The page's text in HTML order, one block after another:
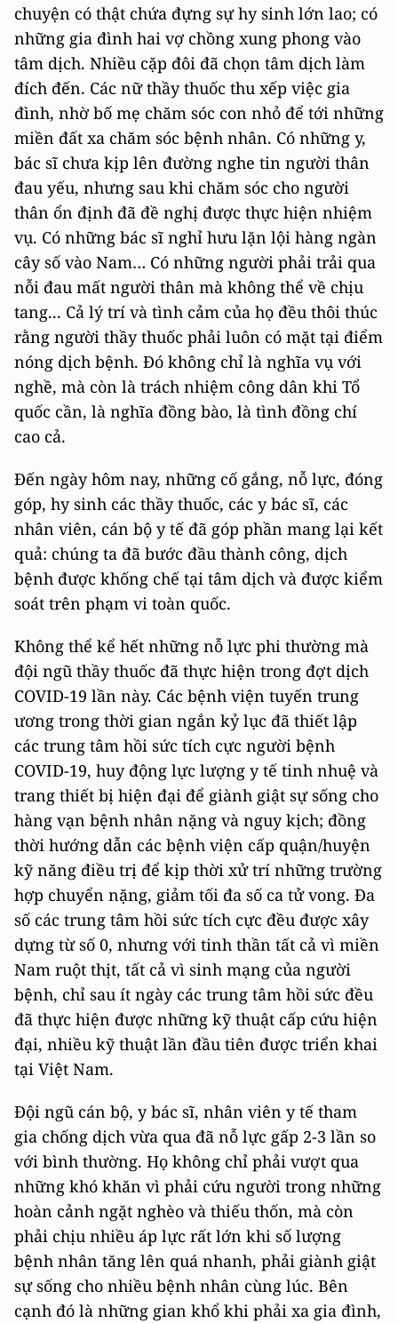
chuyện có thật chứa đựng sự hy sinh lớn lao; có
những gia đình hai vợ chồng xung phong vào
tâm dịch. Nhiều cặp đôi đã chọn tâm dịch làm
đích đến. Các nữ thầy thuốc thu xếp việc gia
đình, nhờ bố mẹ chăm sóc con nhỏ để tới những
miền đất xa chăm sóc bệnh nhân. Có những y,
bác sĩ chưa kịp lên đường nghe tin người thân
đau yếu, nhưng sau khi chăm sóc cho người
thân ổn định đã đề nghị được thực hiện nhiệm
vụ. Có những bác sĩ nghỉ hưu lặn lội hàng ngàn
cây số vào Nam… Có những người phải trải qua
nỗi đau mất người thân mà không thể về chịu
tang... Cả lý trí và tình cảm của họ đều thôi thúc
rằng người thầy thuốc phải luôn có mặt tại điểm
nóng dịch bệnh. Đó không chỉ là nghĩa vụ với
nghề, mà còn là trách nhiệm công dân khi Tổ
quốc cần, là nghĩa đồng bào, là tình đồng chí
cao cả.
Đến ngày hôm nay, những cố gắng, nỗ lực, đóng
góp, hy sinh các thầy thuốc, các y bác sĩ, các
nhân viên, cán bộ y tế đã góp phần mang lại kết
quả: chúng ta đã bước đầu thành công, dịch
bệnh được khống chế tại tâm dịch và được kiểm
soát trên phạm vi toàn quốc.
Không thể kể hết những nỗ lực phi thường mà
đội ngũ thầy thuốc đã thực hiện trong đợt dịch
COVID-19 lần này. Các bệnh viện tuyến trung
ương trong thời gian ngắn kỷ lục đã thiết lập
các trung tâm hồi sức tích cực người bệnh
COVID-19, huy động lực lượng y tế tinh nhuệ và
trang thiết bị hiện đại để giành giật sự sống cho
hàng vạn bệnh nhân nặng và nguy kịch; đồng
thời hướng dẫn các bệnh viện cấp quận/huyện
kỹ năng điều trị để kịp thời xử trí những trường
hợp chuyển nặng, giảm tối đa số ca tử vong. Đa
số các trung tâm hồi sức tích cực đều được xây
dựng từ số 0, nhưng với tinh thần tất cả vì miền
Nam ruột thịt, tất cả vì sinh mạng của người
bệnh, chỉ sau ít ngày các trung tâm hồi sức đều
đã thực hiện được những kỹ thuật cấp cứu hiện
đại, nhiều kỹ thuật lần đầu tiên được triển khai
tại Việt Nam.
Đội ngũ cán bộ, y bác sĩ, nhân viên y tế tham
gia chống dịch vừa qua đã nỗ lực gấp 2-3 lần so
với bình thường. Họ không chỉ phải vượt qua
những khó khăn vì phải cứu người trong những
hoàn cảnh ngặt nghèo và thiếu thốn, mà còn
phải chịu nhiều áp lực rất lớn khi số lượng
bệnh nhân tăng lên quá nhanh, phải giành giật
sự sống cho nhiều bệnh nhân cùng lúc. Bên
cạnh đó là những gian khổ khi phải xa gia đình,